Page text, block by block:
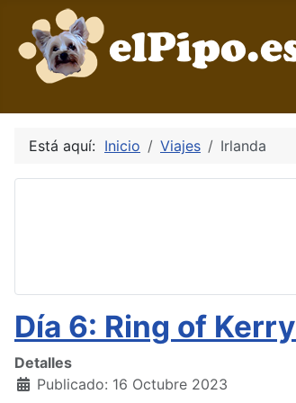
Está aquí: Inicio Viajes Irlanda
Día 6: Ring of Kerry
Detalles
Publicado: 16 Octubre 2023